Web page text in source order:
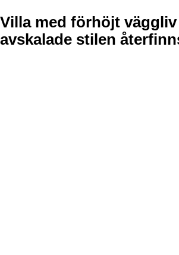
Villa med förhöjt
avskalade stilen